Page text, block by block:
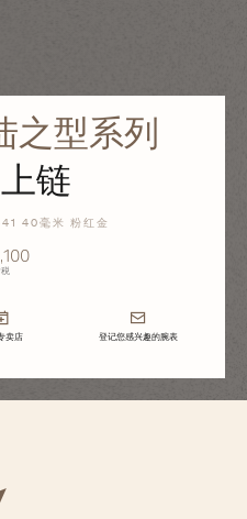
之型系列
链
40毫米 粉红金
卖店 登记您感兴趣的腕表